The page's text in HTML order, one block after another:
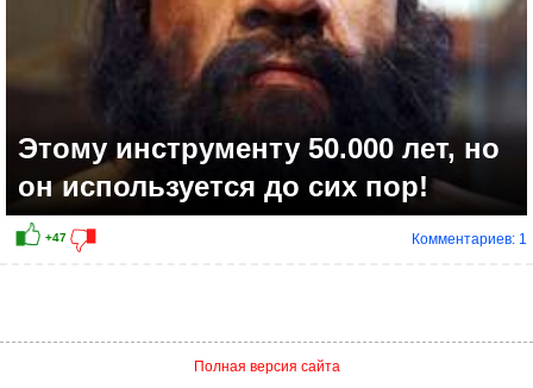
+30
Этому инструменту 50.000 лет, но
он используется до сих пор!
Комментариев: 1
Полная версия сайта